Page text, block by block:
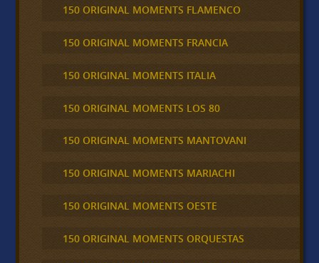
150 ORIGINAL MOMENTS FLAMENCO
150 ORIGINAL MOMENTS FRANCIA
150 ORIGINAL MOMENTS ITALIA
150 ORIGINAL MOMENTS LOS 80
150 ORIGINAL MOMENTS MANTOVANI
150 ORIGINAL MOMENTS MARIACHI
150 ORIGINAL MOMENTS OESTE
150 ORIGINAL MOMENTS ORQUESTAS